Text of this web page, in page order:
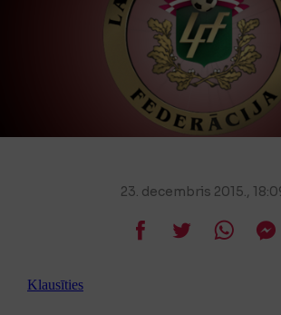
23. decembris 2015.,
Klausīties